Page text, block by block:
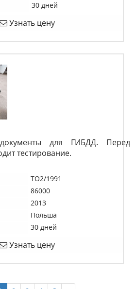
30 дней
Узнать цену
для ГИБДД. Перед
тестирование.
TO2/1991
86000
2013
Польша
30 дней
Узнать цену